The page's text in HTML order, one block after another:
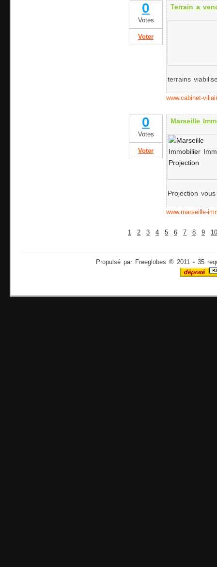
0
Votes
Voter
Terrain a
terrains
www.cabinet-
0
Votes
Voter
Marseille
Projection
www.marseille-
1 2 3 4 5 6 7 8 9 10
Propulsé par Freeglobes ® 2011 - 35